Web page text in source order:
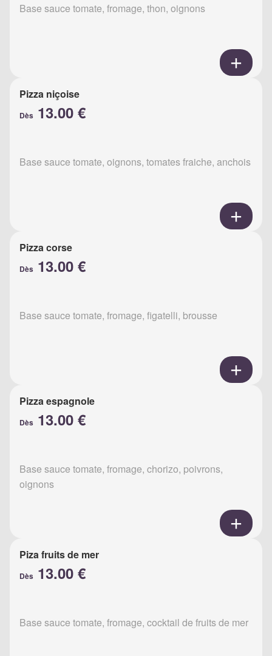
Base sauce tomate, fromage, thon, oignons
Pizza niçoise
Dès 13.00 €
Base sauce tomate, oignons, tomates fraiche, anchois
Pizza corse
Dès 13.00 €
Base sauce tomate, fromage, figatelli, brousse
Pizza espagnole
Dès 13.00 €
Base sauce tomate, fromage, chorizo, poivrons,
oignons
Piza fruits de mer
Dès 13.00 €
Base sauce tomate, fromage, cocktail de fruits de mer